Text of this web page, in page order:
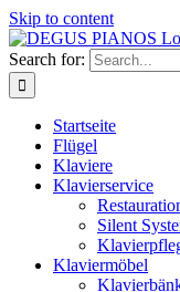
Skip to content
Search for:
Startseite
Flügel
Klaviere
Klavierservice
Silent
Klaviermöbel